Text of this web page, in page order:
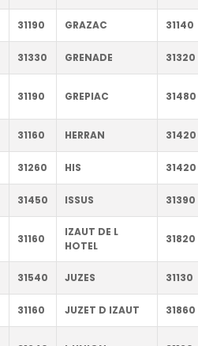
31190 GRAZAC 31140
31330 GRENADE 31320
31190 GREPIAC 31480
31160 HERRAN 31420
31260 HIS 31420
31450 ISSUS 31390
31160
IZAUT DE L
HOTEL
31820
31540 JUZES 31130
31160 JUZET D IZAUT 31860